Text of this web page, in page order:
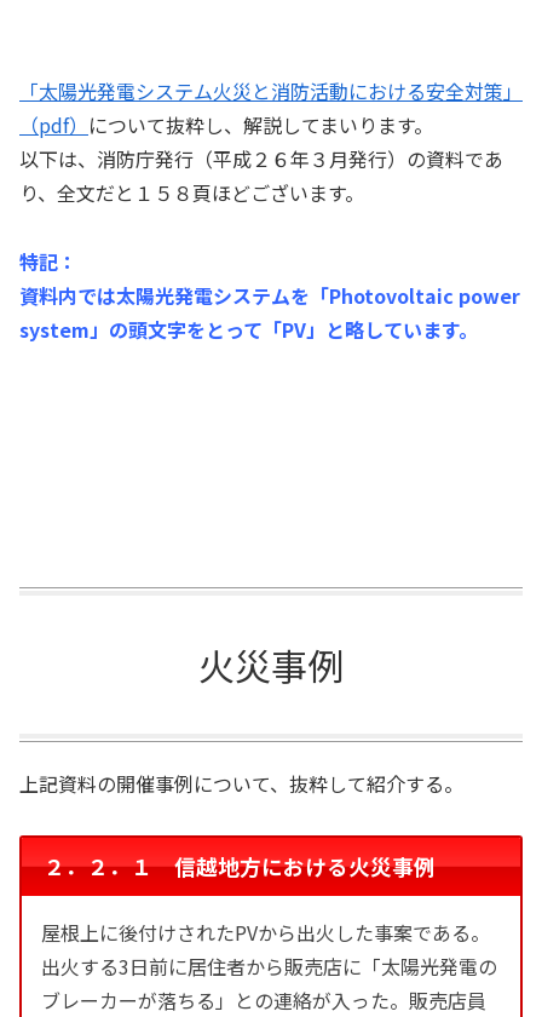
「太陽光発電システム火災と消防活動における安全対策」
（pdf） について抜粋し、解説してまいります。
以下は、消防庁発行（平成２６年３月発行）の資料であ
り、全文だと１５８頁ほどございます。
特記：
資料内では太陽光発電システムを「Photovoltaic power
system」の頭文字をとって「PV」と略しています。
火災事例
上記資料の開催事例について、抜粋して紹介する。
２．２．１ 信越地方における火災事例
屋根上に後付けされたPVから出火した事案である。
出火する3日前に居住者から販売店に「太陽光発電の
ブレーカーが落ちる」との連絡が入った。販売店員